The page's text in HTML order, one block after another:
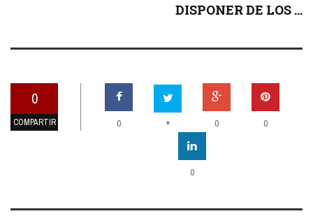
DISPONER DE LOS ...
0
COMPARTIR 0 + 0 0
0